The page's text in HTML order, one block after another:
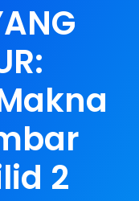
2